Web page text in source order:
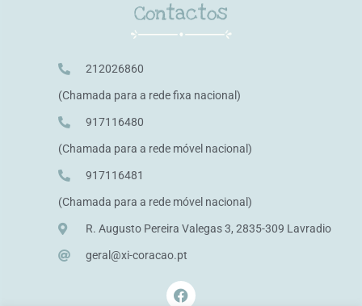
Contactos
212026860
(Chamada para a rede fixa nacional)
917116480
(Chamada para a rede móvel nacional)
917116481
(Chamada para a rede móvel nacional)
R. Augusto Pereira Valegas 3, 2835-309 Lavradio
geral@xi-coracao.pt